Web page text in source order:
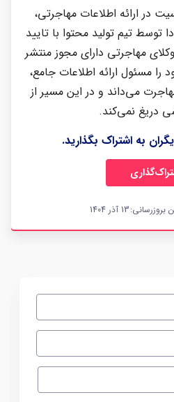
در ارائه اطلاعات مهاجرتی،
توسط تیم تولید محتوا با تایید
مهاجرتی دارای مجوز منتشر
را مسئول ارائه اطلاعات جامع،
می‌داند و در این مسیر از
دریغ نمی‌کند.
به اشتراک بگذارید.
بروزرسانی:13 آذر 1404